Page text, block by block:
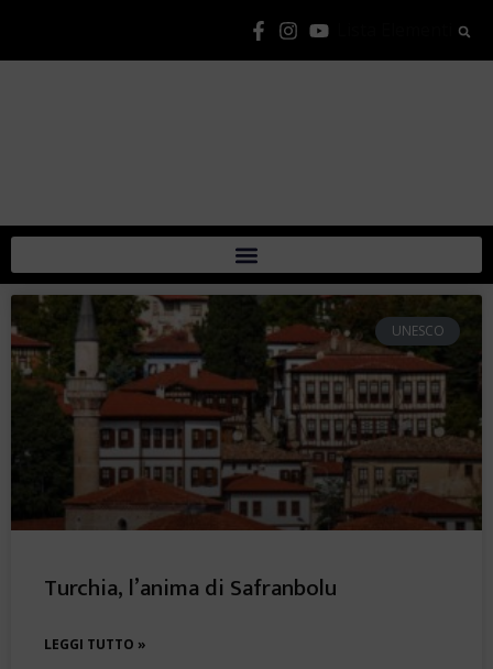
UNESCO
Turchia, l’anima di Safranbolu
LEGGI TUTTO »